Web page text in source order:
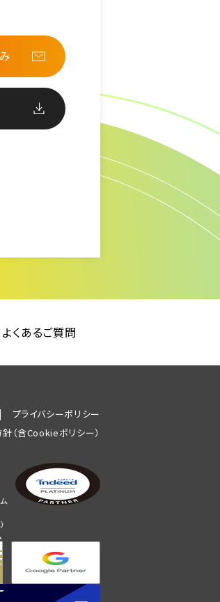
よくあるご質問
プライバシーポリシー
（含Cookieポリシー）